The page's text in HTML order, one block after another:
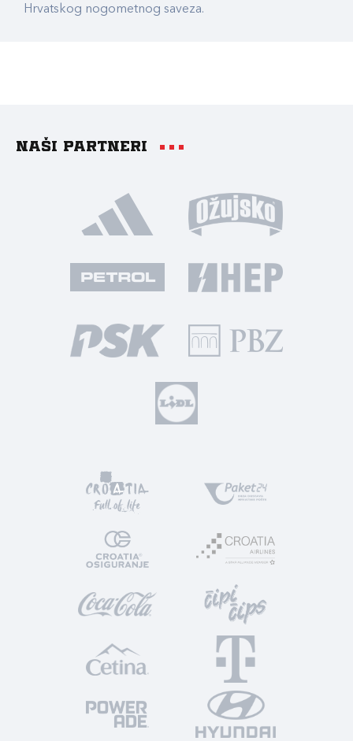
Hrvatskog nogometnog saveza.
Naši partneri